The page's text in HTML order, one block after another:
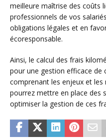
meilleure maîtrise des coûts
professionnels de vos
obligations légales et en
écoresponsable.
Ainsi, le calcul des frais
pour une gestion efficace de
comprenant les enjeux et les
pourrez mettre en place des
optimiser la gestion de ces